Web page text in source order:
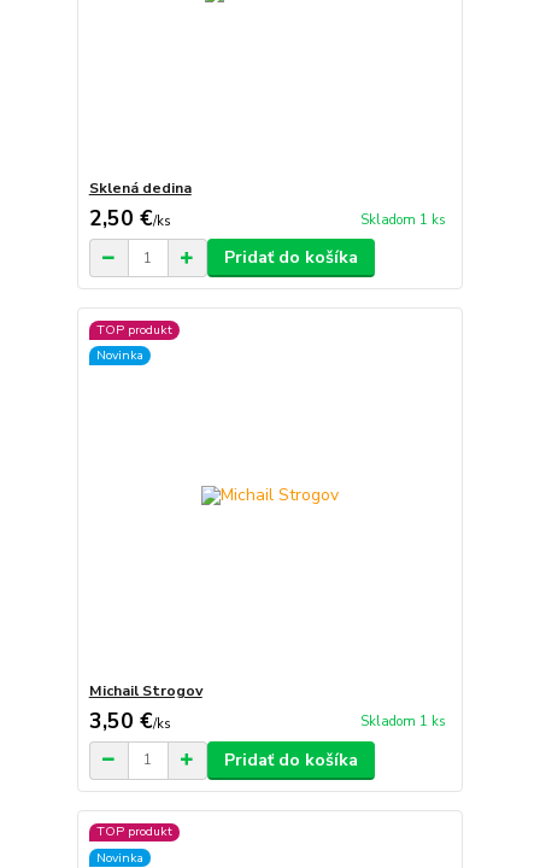
Sklená dedina
2,50 €/ks Skladom 1 ks
Pridať do košíka
TOP produkt
Novinka
Michail Strogov
3,50 €/ks Skladom 1 ks
Pridať do košíka
TOP produkt
Novinka